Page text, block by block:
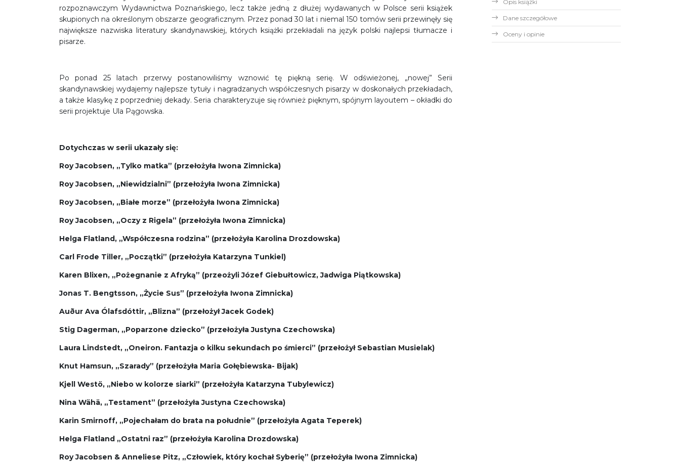
rozpoznawczym Wydawnictwa Poznańskiego, lecz także jedną z dłużej wydawanych w Polsce serii książek
skupionych na określonym obszarze geograficznym. Przez ponad 30 lat i niemal 150 tomów serii przewinęły się
największe nazwiska literatury skandynawskiej, których książki przekładali na język polski najlepsi tłumacze i
pisarze.
Po ponad 25 latach przerwy postanowiliśmy wznowić tę piękną serię. W odświeżonej, „nowej” Serii
skandynawskiej wydajemy najlepsze tytuły i nagradzanych współczesnych pisarzy w doskonałych przekładach,
a także klasykę z poprzedniej dekady. Seria charakteryzuje się również pięknym, spójnym layoutem – okładki do
serii projektuje Ula Pągowska.
Dotychczas w serii ukazały się:
Roy Jacobsen, „Tylko matka” (przełożyła Iwona Zimnicka)
Roy Jacobsen, „Niewidzialni” (przełożyła Iwona Zimnicka)
Roy Jacobsen, „Białe morze” (przełożyła Iwona Zimnicka)
Roy Jacobsen, „Oczy z Rigela” (przełożyła Iwona Zimnicka)
Helga Flatland, „Współczesna rodzina” (przełożyła Karolina Drozdowska)
Carl Frode Tiller, „Początki” (przełożyła Katarzyna Tunkiel)
Karen Blixen, „Pożegnanie z Afryką” (przeożyli Józef Giebułtowicz, Jadwiga Piątkowska)
Jonas T. Bengtsson, „Życie Sus” (przełożyła Iwona Zimnicka)
Auður Ava Ólafsdóttir, „Blizna” (przełożył Jacek Godek)
Stig Dagerman, „Poparzone dziecko” (przełożyła Justyna Czechowska)
Laura Lindstedt, „Oneiron. Fantazja o kilku sekundach po śmierci” (przełożył Sebastian Musielak)
Knut Hamsun, „Szarady” (przełożyła Maria Gołębiewska- Bijak)
Kjell Westö, „Niebo w kolorze siarki” (przełożyła Katarzyna Tubylewicz)
Nina Wähä, „Testament” (przełożyła Justyna Czechowska)
Karin Smirnoff, „Pojechałam do brata na południe” (przełożyła Agata Teperek)
Helga Flatland „Ostatni raz” (przełożyła Karolina Drozdowska)
Roy Jacobsen & Anneliese Pitz, „Człowiek, który kochał Syberię” (przełożyła Iwona Zimnicka)
Opis książki
Dane szczegółowe
Oceny i opinie